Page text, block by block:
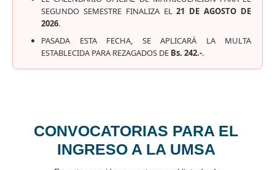
SEGUNDO SEMESTRE FINALIZA EL21 DE AGOSTO DE
2026.
PASADA ESTA FECHA, SE APLICARÁ LA MULTA
ESTABLECIDA PARA REZAGADOS DE Bs. 242.-.
CONVOCATORIAS PARA EL
INGRESO A LA UMSA